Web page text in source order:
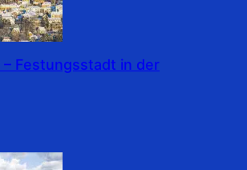
– Festungsstadt in der